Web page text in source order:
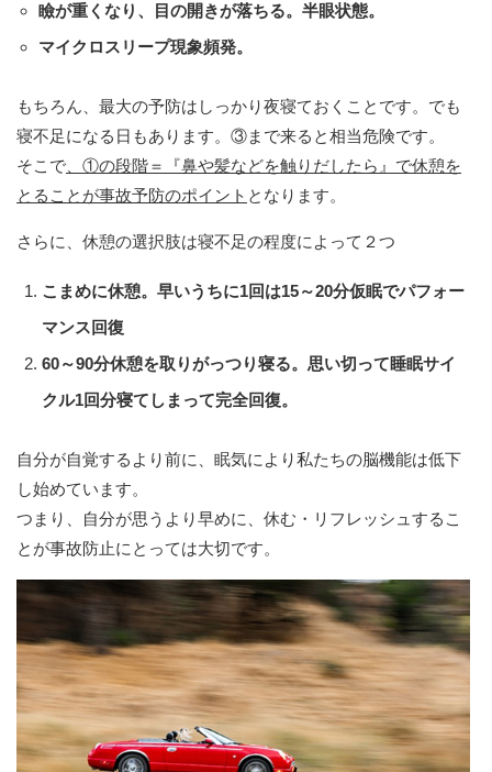
瞼が重くなり、目の開きが落ちる。半眼状態。
マイクロスリープ現象頻発。
もちろん、最大の予防はしっかり夜寝ておくことです。でも
寝不足になる日もあります。③まで来ると相当危険です。
そこで 、①の段階＝『鼻や髪などを触りだしたら』で休憩を
とることが事故予防のポイント となります。
さらに、休憩の選択肢は寝不足の程度によって２つ
こまめに休憩。早いうちに1回は15～20分仮眠でパフォー
マンス回復
60～90分休憩を取りがっつり寝る。思い切って睡眠サイ
クル1回分寝てしまって完全回復。
自分が自覚するより前に、眠気により私たちの脳機能は低下
し始めています。
つまり、自分が思うより早めに、休む・リフレッシュするこ
とが事故防止にとっては大切です。